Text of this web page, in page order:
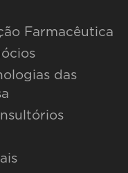
Farmacêutica
das